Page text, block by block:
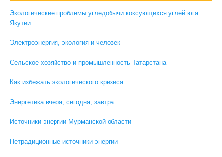
Экологические проблемы угледобычи коксующихся углей юга
Якутии
Электроэнергия, экология и человек
Сельское хозяйство и промышленность Татарстана
Как избежать экологического кризиса
Энергетика вчера, сегодня, завтра
Источники энергии Мурманской области
Нетрадиционные источники энергии